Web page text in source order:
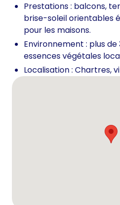
Prestations : balcons,
brise-soleil orientables
pour les maisons.
Environnement : plus
essences végétales
Localisation : Chartres,